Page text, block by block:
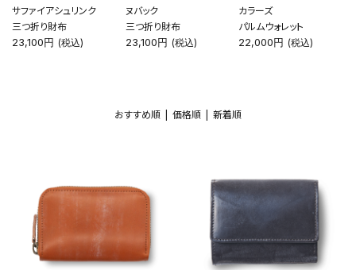
サファイアシュリンク
三つ折り財布
23,100円 (税込)
ヌバック
三つ折り財布
23,100円 (税込)
カラーズ
パルムウォレット
22,000円 (税込)
おすすめ順 | 価格順 | 新着順